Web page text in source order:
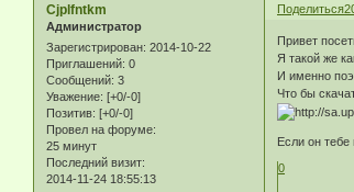
Поделиться
Cjplfntkm
Администратор
Зарегистрирован: 2014-10-22
Приглашений: 0
Сообщений: 3
Уважение: [+0/-0]
Позитив: [+0/-0]
Провел на форуме:
25 минут
Последний визит:
2014-11-24 18:55:13
Привет
Я такой же
И именно
Что бы
Если он
0